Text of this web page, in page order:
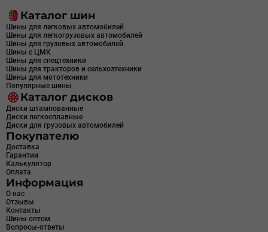
Каталог шин
Шины для легковых автомобилей
Шины для легкогрузовых автомобилей
Шины для грузовых автомобилей
Шины с ЦМК
Шины для спецтехники
Шины для тракторов и сельхозтехники
Шины для мототехники
Популярные шины
Каталог дисков
Диски штампованные
Диски легкосплавные
Диски для грузовых автомобилей
Покупателю
Доставка
Гарантии
Калькулятор
Оплата
Информация
О нас
Отзывы
Контакты
Шины оптом
Вопросы-ответы